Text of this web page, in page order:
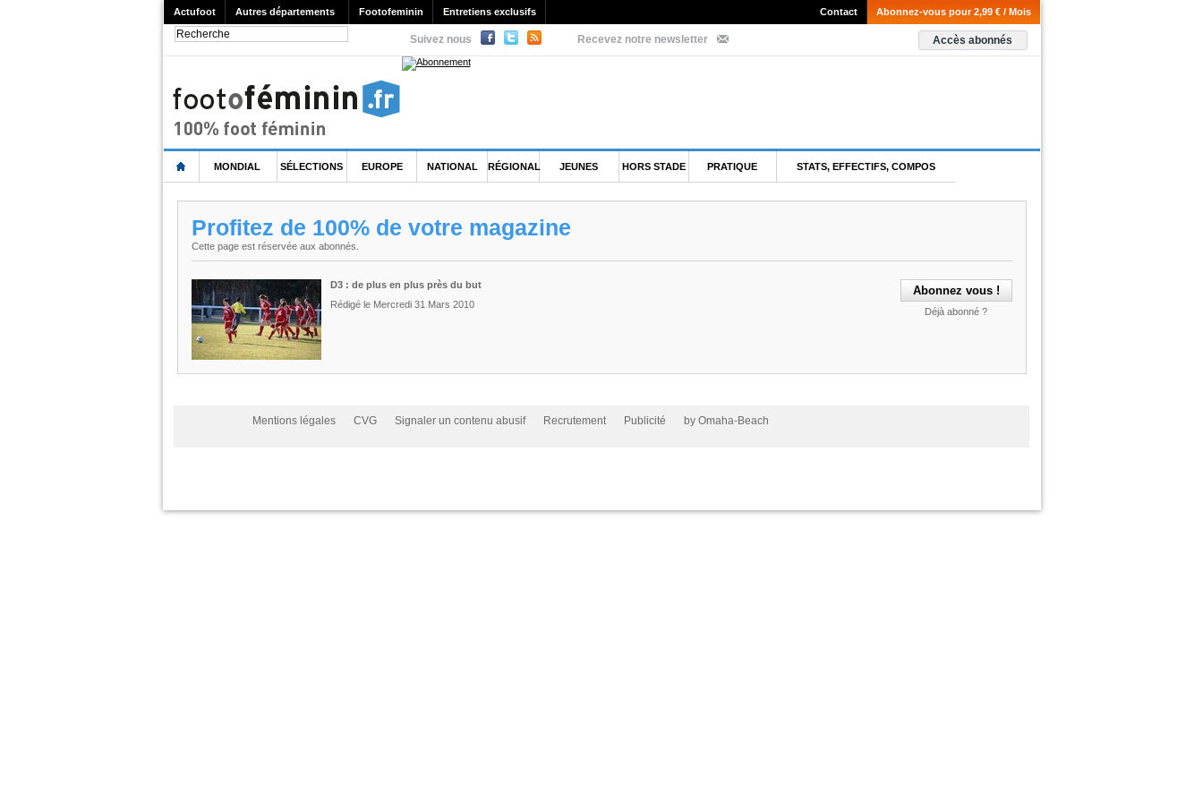
Actufoot Autres départements Footofeminin Entretiens exclusifs Abonnez-vous pour 2,99 € / Mois
Contact
Suivez nous Recevez notre newsletter Accès abonnés
MONDIAL SÉLECTIONS EUROPE NATIONAL RÉGIONAL JEUNES HORS STADE PRATIQUE STATS, EFFECTIFS, COMPOS
Profitez de 100% de votre magazine
Cette page est réservée aux abonnés.
Déjà abonné ?
D3 : de plus en plus près du but
Rédigé le Mercredi 31 Mars 2010
Mentions légales CVG Signaler un contenu abusif Recrutement Publicité by Omaha-Beach